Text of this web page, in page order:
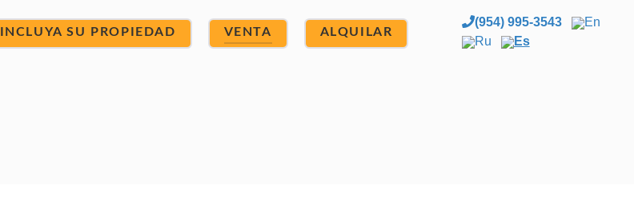
INCLUYA SU PROPIEDAD VENTA ALQUILAR
(954) 995-3543
En
Ru
Es